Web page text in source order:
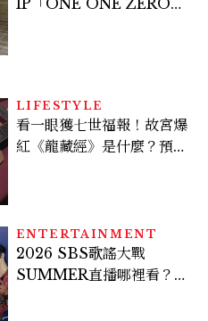
LIFESTYLE
看一眼獲七世福報！故宮爆
紅《龍藏經》是什麼？預約
ENTERTAINMENT
2026 SBS歌謠大戰
SUMMER直播哪裡看？